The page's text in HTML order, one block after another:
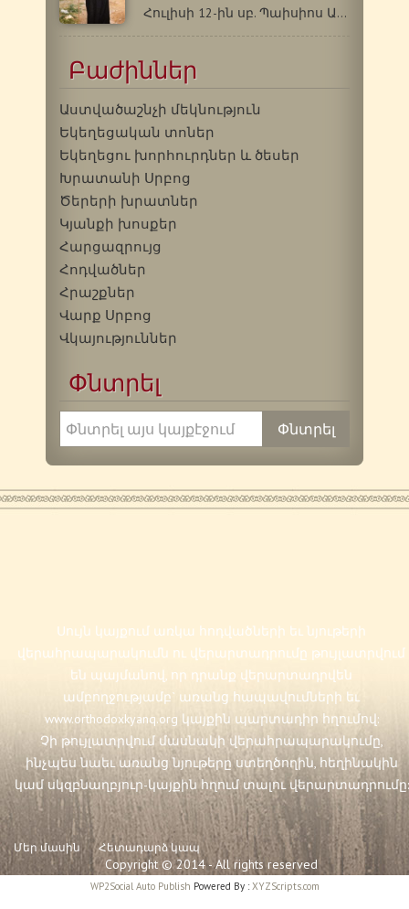
Հուլիսի 12-ին սբ. Պաիսիոս Աթոսացու…
Բաժիններ
Աստվածաշնչի մեկնություն
Եկեղեցական տոներ
Եկեղեցու խորհուրդներ և ծեսեր
Խրատանի Սրբոց
Ծերերի խրատներ
Կյանքի խոսքեր
Հարցազրույց
Հոդվածներ
Հրաշքներ
Վարք Սրբոց
Վկայություններ
Փնտրել
Սույն կայքում առկա հոդվածների եւ նյութերի
վերահրապարակումն ու վերարտադրումը թույլատրվում
են պայմանով, որ դրանք վերարտադրվեն
ամբողջությամբ` առանց հապավումների եւ
www.orthodoxkyanq.org կայքին պարտադիր հղումով:
Չի թույլատրվում մասնակի վերահրապարակումը,
ինչպես նաեւ առանց նյութերը ստեղծողին, հեղինակին
կամ սկզբնաղբյուր-կայքին հղում տալու վերարտադրումը:
Մեր մասին Հետադարձ կապ
Copyright © 2014 - All rights reserved
WP2Social Auto Publish Powered By :XYZScripts.com